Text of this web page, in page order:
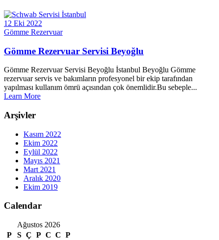
12 Eki 2022
Gömme Rezervuar
Gömme Rezervuar Servisi Beyoğlu
Gömme Rezervuar Servisi Beyoğlu İstanbul Beyoğlu Gömme
rezervuar servis ve bakımların profesyonel bir ekip tarafından
yapılması kullanım ömrü açısından çok önemlidir.Bu sebeple...
Learn More
Arşivler
Kasım 2022
Ekim 2022
Eylül 2022
Mayıs 2021
Mart 2021
Aralık 2020
Ekim 2019
Calendar
Ağustos 2026
P
S Ç P C C P